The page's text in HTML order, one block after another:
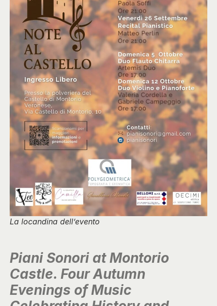
La locandina dell’evento
Piani Sonori at Montorio
Castle. Four Autumn
Evenings of Music